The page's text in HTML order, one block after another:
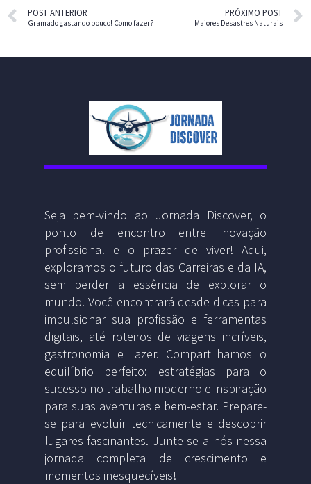
POST ANTERIOR
Gramado gastando pouco! Como fazer?
PRÓXIMO POST
Maiores Desastres Naturais
Seja bem-vindo ao Jornada Discover, o
ponto de encontro entre inovação
profissional e o prazer de viver! Aqui,
exploramos o futuro das Carreiras e da IA,
sem perder a essência de explorar o
mundo. Você encontrará desde dicas para
impulsionar sua profissão e ferramentas
digitais, até roteiros de viagens incríveis,
gastronomia e lazer. Compartilhamos o
equilíbrio perfeito: estratégias para o
sucesso no trabalho moderno e inspiração
para suas aventuras e bem-estar. Prepare-
se para evoluir tecnicamente e descobrir
lugares fascinantes. Junte-se a nós nessa
jornada completa de crescimento e
momentos inesquecíveis!